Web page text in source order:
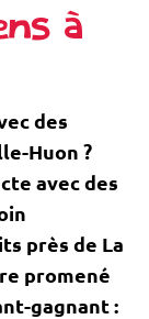
à
des
Huon ?
avec des
près de La
promené
gagnant :